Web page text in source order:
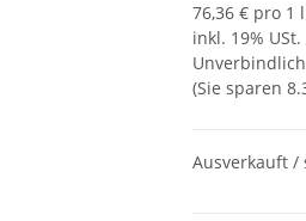
76,36 € pro 1 l
inkl. 19% USt.
(Sie sparen
Ausverkauft /